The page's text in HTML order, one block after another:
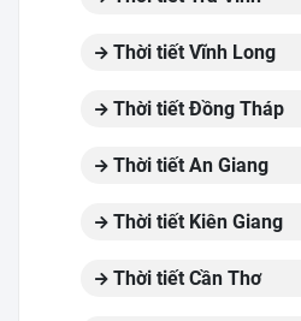
Thời tiết Vĩnh Long
Thời tiết Đồng Tháp
Thời tiết An Giang
Thời tiết Kiên Giang
Thời tiết Cần Thơ